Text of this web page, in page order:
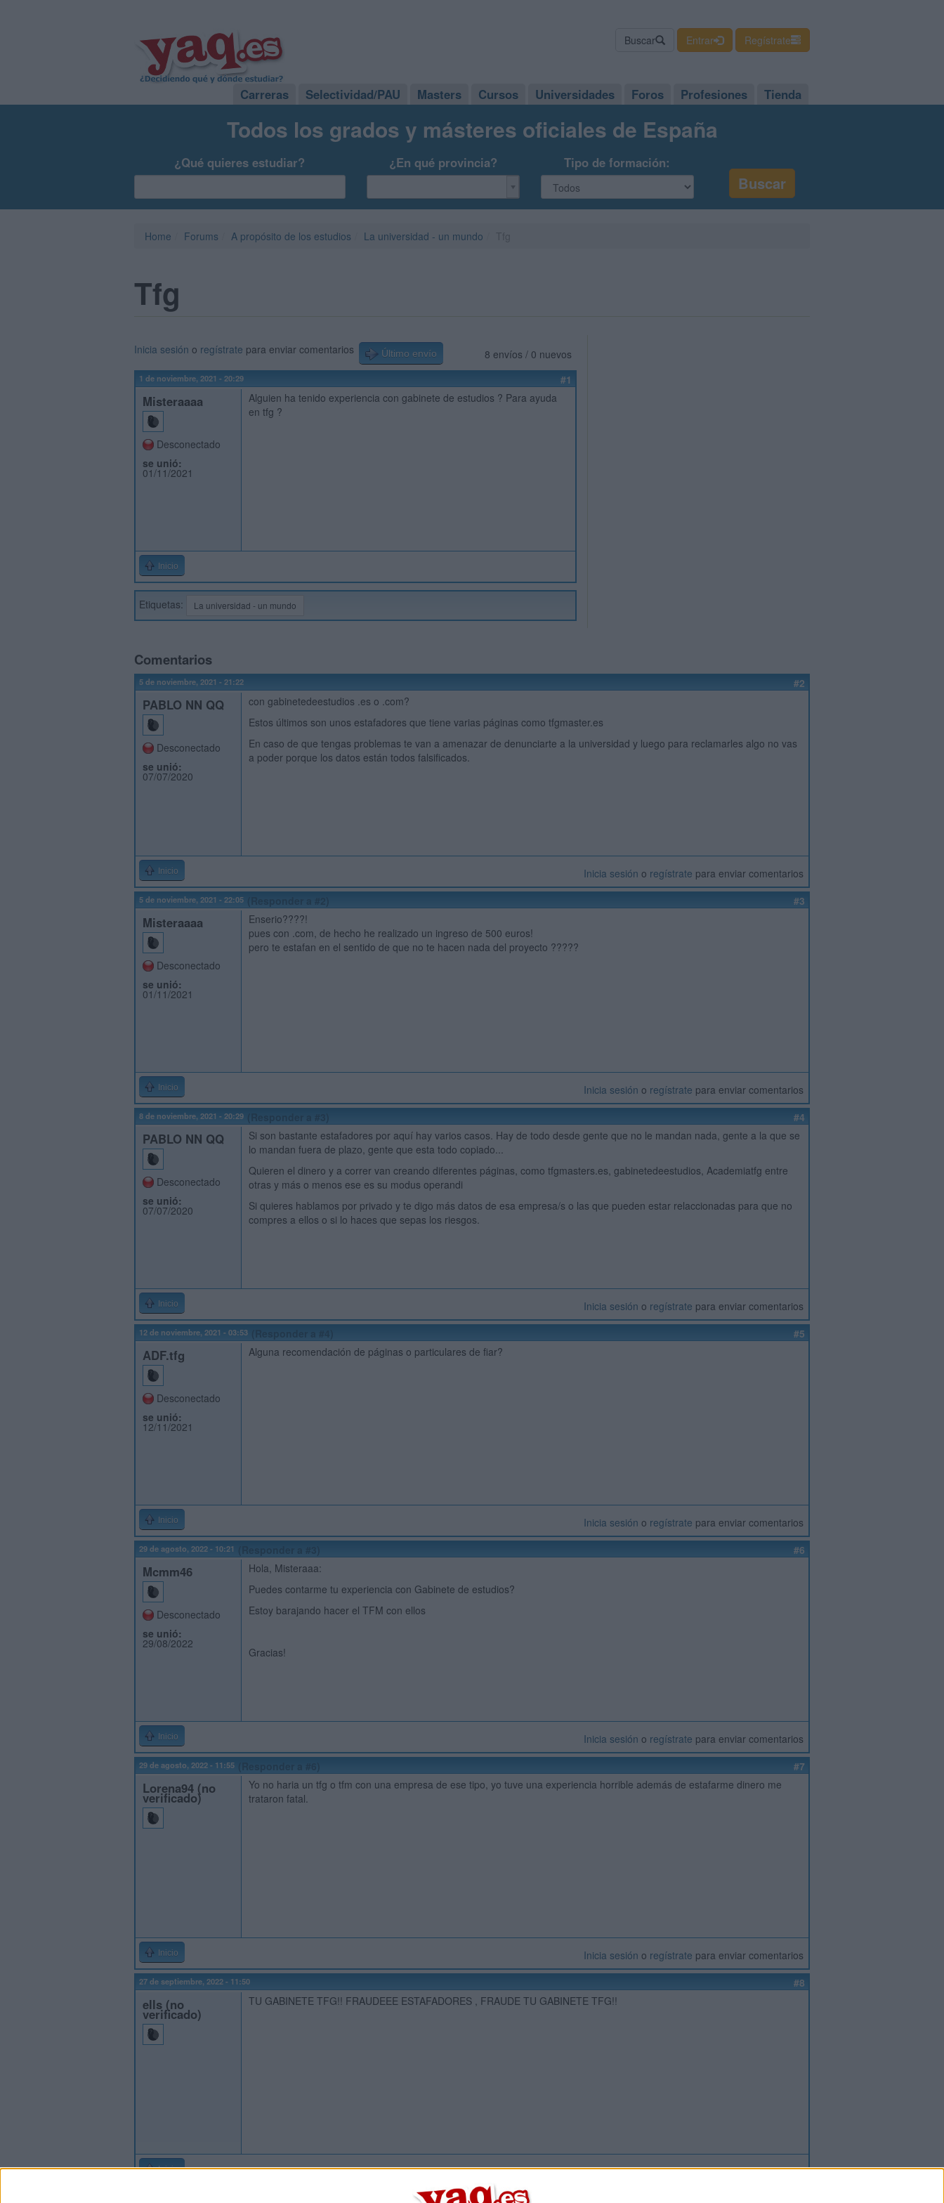
Buscar Entrar Regístrate
Carreras Selectividad/PAU Masters Cursos Universidades Foros Profesiones Tienda
Todos los grados y másteres oficiales de España
¿Qué quieres estudiar? ¿En qué provincia? Tipo de formación:
Home Forums A propósito de los estudios La universidad - un mundo
Tfg
8 envíos / 0 nuevos
Inicia sesión o regístrate para enviar comentarios Último envío
1 de noviembre, 2021 - 20:29 #1
Misteraaaa
Desconectado
se unió:
01/11/2021
Alguien ha tenido experiencia con gabinete de estudios ? Para ayuda
en tfg ?
Inicio
Etiquetas: La universidad - un mundo
Comentarios
5 de noviembre, 2021 - 21:22 #2
PABLO NN QQ
Desconectado
se unió:
07/07/2020
con gabinetedeestudios .es o .com?
Estos últimos son unos estafadores que tiene varias páginas como tfgmaster.es
En caso de que tengas problemas te van a amenazar de denunciarte a la universidad y luego para reclamarles algo no vas
a poder porque los datos están todos falsificados.
Inicio Inicia sesión o regístrate para enviar comentarios
5 de noviembre, 2021 - 22:05 #3
Misteraaaa
Desconectado
se unió:
01/11/2021
Enserio????!
pues con .com, de hecho he realizado un ingreso de 500 euros!
pero te estafan en el sentido de que no te hacen nada del proyecto ?????
Inicio Inicia sesión o regístrate para enviar comentarios
8 de noviembre, 2021 - 20:29 #4
PABLO NN QQ
Desconectado
se unió:
07/07/2020
Si son bastante estafadores por aquí hay varios casos. Hay de todo desde gente que no le mandan nada, gente a la que se
lo mandan fuera de plazo, gente que esta todo copiado...
Quieren el dinero y a correr van creando diferentes páginas, como tfgmasters.es, gabinetedeestudios, Academiatfg entre
otras y más o menos ese es su modus operandi
Si quieres hablamos por privado y te digo más datos de esa empresa/s o las que pueden estar relaccionadas para que no
compres a ellos o si lo haces que sepas los riesgos.
Inicio Inicia sesión o regístrate para enviar comentarios
12 de noviembre, 2021 - 03:53 #5
ADF.tfg
Desconectado
se unió:
12/11/2021
Alguna recomendación de páginas o particulares de fiar?
Inicio Inicia sesión o regístrate para enviar comentarios
29 de agosto, 2022 - 10:21 #6
Mcmm46
Desconectado
se unió:
29/08/2022
Hola, Misteraaa:
Puedes contarme tu experiencia con Gabinete de estudios?
Estoy barajando hacer el TFM con ellos
Gracias!
Inicio Inicia sesión o regístrate para enviar comentarios
29 de agosto, 2022 - 11:55 #7
Lorena94 (no
verificado)
Yo no haria un tfg o tfm con una empresa de ese tipo, yo tuve una experiencia horrible además de estafarme dinero me
trataron fatal.
Inicio Inicia sesión o regístrate para enviar comentarios
27 de septiembre, 2022 - 11:50 #8
ells (no
verificado)
TU GABINETE TFG!! FRAUDEEE ESTAFADORES , FRAUDE TU GABINETE TFG!!
Inicio Inicia sesiónoregístratepara enviar comentarios